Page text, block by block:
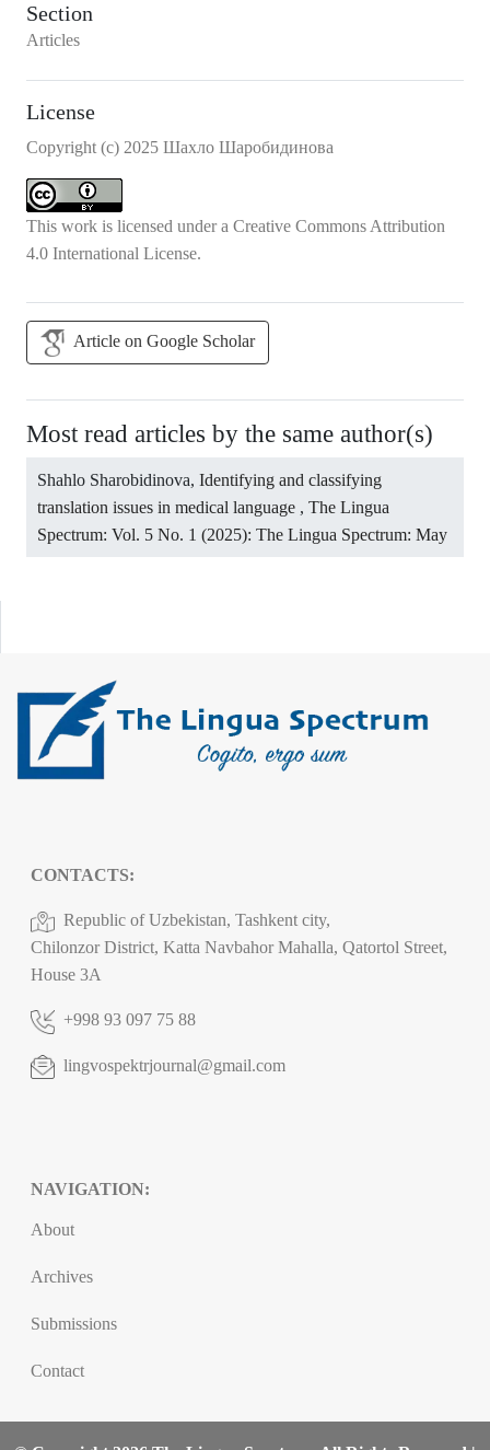
Section
Articles
License
Copyright (c) 2025 Шахло Шаробидинова
This work is licensed under a Creative Commons Attribution
4.0 International License.
Article on Google Scholar
Most read articles by the same author(s)
Shahlo Sharobidinova, Identifying and classifying
translation issues in medical language , The Lingua
Spectrum: Vol. 5 No. 1 (2025): The Lingua Spectrum: May
CONTACTS:
Republic of Uzbekistan, Tashkent city,
Chilonzor District, Katta Navbahor Mahalla, Qatortol Street,
House 3A
+998 93 097 75 88
lingvospektrjournal@gmail.com
NAVIGATION:
About
Archives
Submissions
Contact